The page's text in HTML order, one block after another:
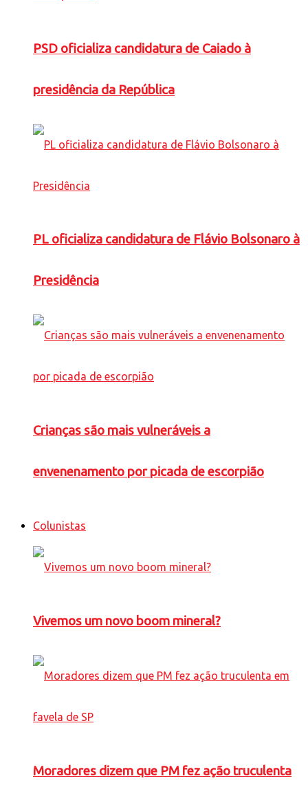
PSD oficializa candidatura de Caiado à
presidência da República
PL oficializa candidatura de Flávio Bolsonaro à
Presidência
Crianças são mais vulneráveis a
envenenamento por picada de escorpião
Colunistas
Vivemos um novo boom mineral?
Moradores dizem que PM fez ação truculenta